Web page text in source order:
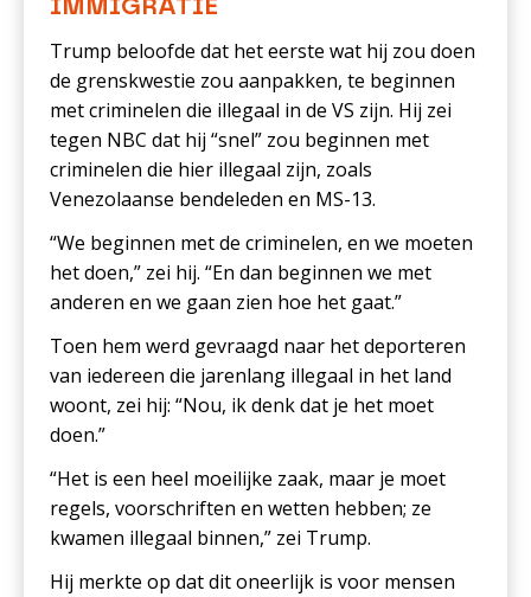
IMMIGRATIE
Trump beloofde dat het eerste wat hij zou doen
de grenskwestie zou aanpakken, te beginnen
met criminelen die illegaal in de VS zijn. Hij zei
tegen NBC dat hij “snel” zou beginnen met
criminelen die hier illegaal zijn, zoals
Venezolaanse bendeleden en MS-13.
“We beginnen met de criminelen, en we moeten
het doen,” zei hij. “En dan beginnen we met
anderen en we gaan zien hoe het gaat.”
Toen hem werd gevraagd naar het deporteren
van iedereen die jarenlang illegaal in het land
woont, zei hij: “Nou, ik denk dat je het moet
doen.”
“Het is een heel moeilijke zaak, maar je moet
regels, voorschriften en wetten hebben; ze
kwamen illegaal binnen,” zei Trump.
Hij merkte op dat dit oneerlijk is voor mensen